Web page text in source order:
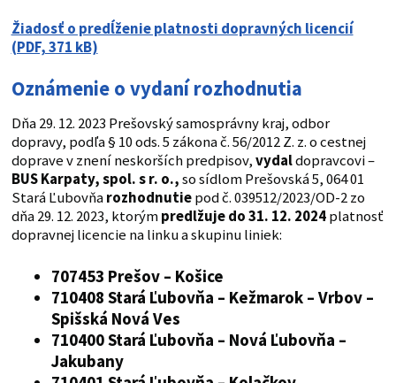
Žiadosť o predĺženie platnosti dopravných licencií
(PDF, 371 kB)
Oznámenie o vydaní rozhodnutia
Dňa 29. 12. 2023 Prešovský samosprávny kraj, odbor
dopravy, podľa § 10 ods. 5 zákona č. 56/2012 Z. z. o cestnej
doprave v znení neskorších predpisov,vydaldopravcovi –
BUS Karpaty,spol. s r. o.,so sídlom Prešovská 5, 064 01
Stará Ľubovňarozhodnutiepod č. 039512/2023/OD-2 zo
dňa 29. 12. 2023, ktorýmpredlžuje do 31. 12. 2024platnosť
dopravnej licencie na linku a skupinu liniek:
707453 Prešov – Košice
710408 Stará Ľubovňa – Kežmarok – Vrbov –
Spišská Nová Ves
710400 Stará Ľubovňa – Nová Ľubovňa –
Jakubany